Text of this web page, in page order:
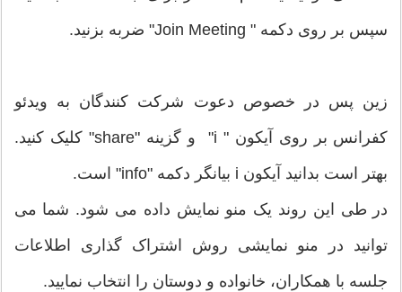
سپس بر روی دکمه " Join Meeting" ضربه بزنید.
زین پس در خصوص دعوت شرکت کنندگان به ویدئو
کفرانس بر روی آیکون " i" و گزینه "share" کلیک کنید.
بهتر است بدانید آیکون i بیانگر دکمه "info" است.
در طی این روند یک منو نمایش داده می شود. شما می
توانید در منو نمایشی روش اشتراک گذاری اطلاعات
جلسه با همکاران، خانواده و دوستان را انتخاب نمایید.